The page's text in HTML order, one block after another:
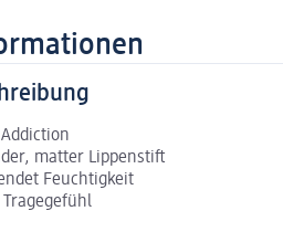
matter Lippenstift
Feuchtigkeit
Tragegefühl